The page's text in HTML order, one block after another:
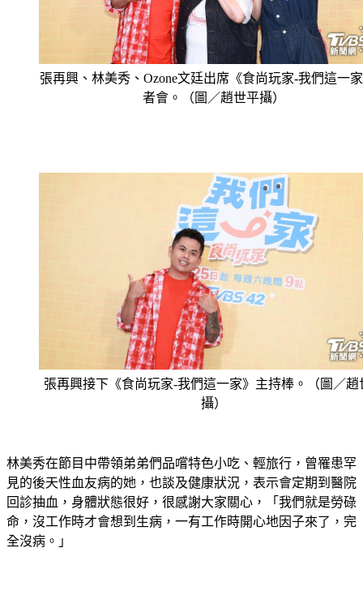
張再興、林美秀、Ozone文廷出席《食尚玩家-我們這一
者會。（圖／趙世平攝）
張再興接下《食尚玩家-我們這一家》主持棒。（圖／趙
攝）
林美秀在節目中帶領弟弟們品嚐特色小吃、輕旅行，曾罹患罕
見的後天性血友病的她，也談及健康狀況，表示會定期到醫院
回診抽血，身體狀態很好，很感謝大家關心，「我們就是勞碌
命，沒工作時才會想到生病，一有工作時開心地因子來了，完
全沒病。」